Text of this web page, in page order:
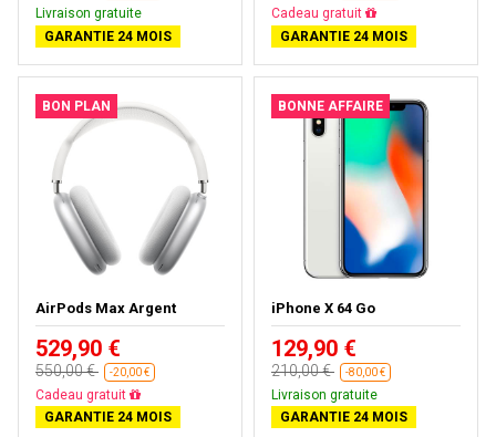
Livraison gratuite
GARANTIE 24 MOIS
Presque épuisé
GARANTIE 24 MOIS
BON PLAN
AirPods Max Argent
529,90 €
550,00 € -20,00 €
Presque épuisé
GARANTIE 24 MOIS
BONNE AFFAIRE
iPhone X 64 Go
129,90 €
210,00 € -80,00 €
Livraison gratuite
GARANTIE 24 MOIS